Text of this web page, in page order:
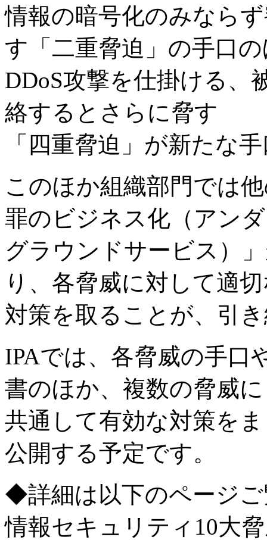
情報の暗号化のみなら
す「二重脅迫」の手口
DDoS攻撃を仕掛ける、
絡するとさらに脅す
「四重脅迫」が新たな
このほか組織部門では
罪のビジネス化（アン
グラウンドサービス）
り、各脅威に対して適
対策を取ることが、引
IPAでは、各脅威の手口
書のほか、複数の脅威に
共通して有効な対策を
公開する予定です。
◆詳細は以下のページ
情報セキュリティ10大